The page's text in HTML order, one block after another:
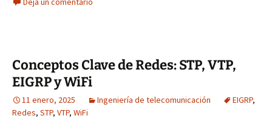
Conceptos Clave de Redes: STP, VTP,
EIGRP y WiFi
11 enero, 2025 Ingeniería de telecomunicación EIGRP,
Redes, STP, VTP, WiFi